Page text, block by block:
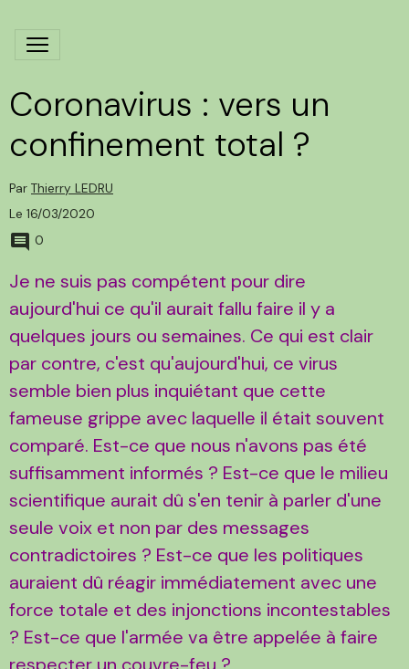
Coronavirus : vers un
confinement total ?
Par Thierry LEDRU
Le 16/03/2020
0
Je ne suis pas compétent pour dire
aujourd'hui ce qu'il aurait fallu faire il y a
quelques jours ou semaines. Ce qui est clair
par contre, c'est qu'aujourd'hui, ce virus
semble bien plus inquiétant que cette
fameuse grippe avec laquelle il était souvent
comparé. Est-ce que nous n'avons pas été
suffisamment informés ? Est-ce que le milieu
scientifique aurait dû s'en tenir à parler d'une
seule voix et non par des messages
contradictoires ? Est-ce que les politiques
auraient dû réagir immédiatement avec une
force totale et des injonctions incontestables
? Est-ce que l'armée va être appelée à faire
respecter un couvre-feu ?